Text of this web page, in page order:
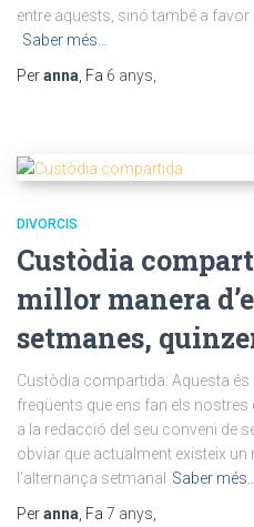
entre aquests, sinó també a favor
Saber més…
Peranna, Fa 6 anys,
DIVORCIS
Custòdia
millor manera
setmanes,
Custòdia compartida: Aquesta és
freqüents que ens fan els
a la redacció del seu conveni de
obviar que actualment existeix un
l’alternança setmanal Saber més…
Peranna , Fa 7 anys